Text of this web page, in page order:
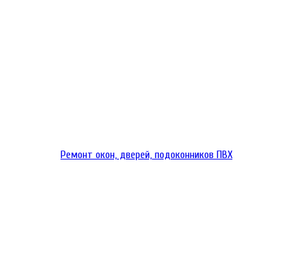
Ремонт окон, дверей, подоконников ПВХ